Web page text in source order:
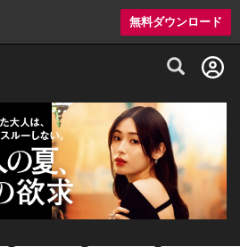
無料ダウンロード
グルメ情報・プレミアムレストラン予約